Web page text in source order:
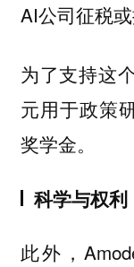
AI公司征税
为了支持这
元用于政策
奖学金。
科学与权
此外，